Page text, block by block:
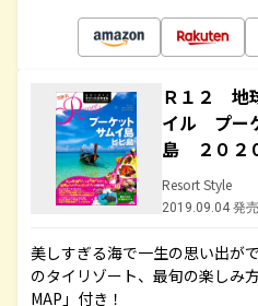
Ｒ１２ 地
イル プー
島 ２０２
Resort Style
2019.09.04 発売
美しすぎる海で一生の思い出
のタイリゾート、最旬の楽しみ
MAP」付き！